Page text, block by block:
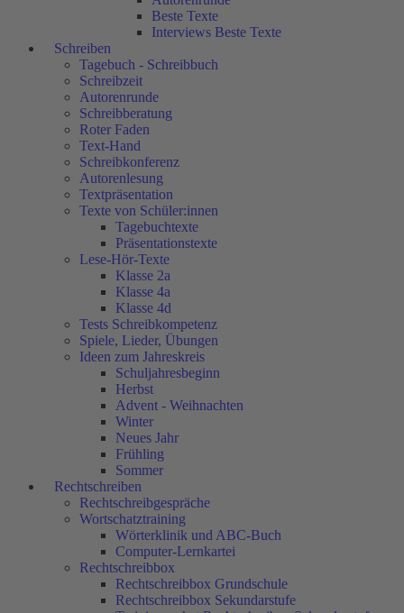
Beste Texte
Interviews Beste Texte
Schreiben
Tagebuch - Schreibbuch
Schreibzeit
Autorenrunde
Schreibberatung
Roter Faden
Text-Hand
Schreibkonferenz
Autorenlesung
Textpräsentation
Texte von Schüler:innen
Tagebuchtexte
Präsentationstexte
Lese-Hör-Texte
Klasse 2a
Klasse 4a
Klasse 4d
Tests Schreibkompetenz
Spiele, Lieder, Übungen
Ideen zum Jahreskreis
Schuljahresbeginn
Herbst
Advent - Weihnachten
Winter
Neues Jahr
Frühling
Sommer
Rechtschreiben
Rechtschreibgespräche
Wortschatztraining
Wörterklinik und ABC-Buch
Computer-Lernkartei
Rechtschreibbox
Rechtschreibbox Grundschule
Rechtschreibbox Sekundarstufe